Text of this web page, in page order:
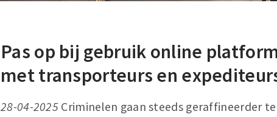
Pas op bij gebruik online
met transporteurs en
28-04-2025 Criminelen gaan steeds geraffineerder